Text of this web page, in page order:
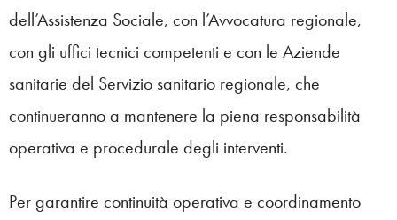
dell’Assistenza Sociale, con l’Avvocatura regionale,
con gli uffici tecnici competenti e con le Aziende
sanitarie del Servizio sanitario regionale, che
continueranno a mantenere la piena responsabilità
operativa e procedurale degli interventi.
Per garantire continuità operativa e coordinamento